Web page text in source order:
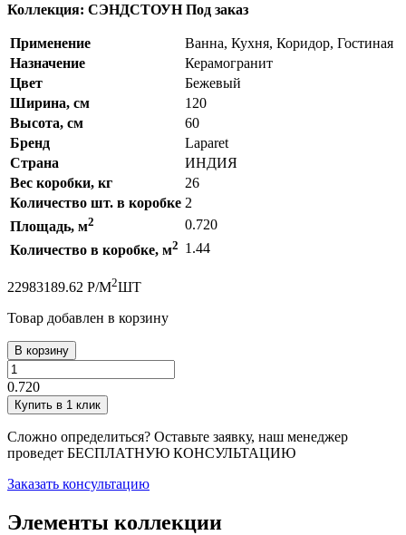
Коллекция: СЭНДСТОУН Под заказ
Применение
Ванна, Кухня, Коридор, Гостиная
Назначение
Керамогранит
Цвет
Бежевый
Ширина, см
120
Высота, см
60
Бренд
Laparet
Страна
ИНДИЯ
Вес коробки, кг
26
Количество шт. в коробке 2
Площадь, м2
0.720
Количество в коробке, м2 1.44
22983189.62 Р/М2ШТ
Товар добавлен в корзину
В корзину
0.720
Купить в 1 клик
Сложно определиться? Оставьте заявку, наш менеджер
проведет БЕСПЛАТНУЮ КОНСУЛЬТАЦИЮ
Заказать консультацию
Элементы коллекции